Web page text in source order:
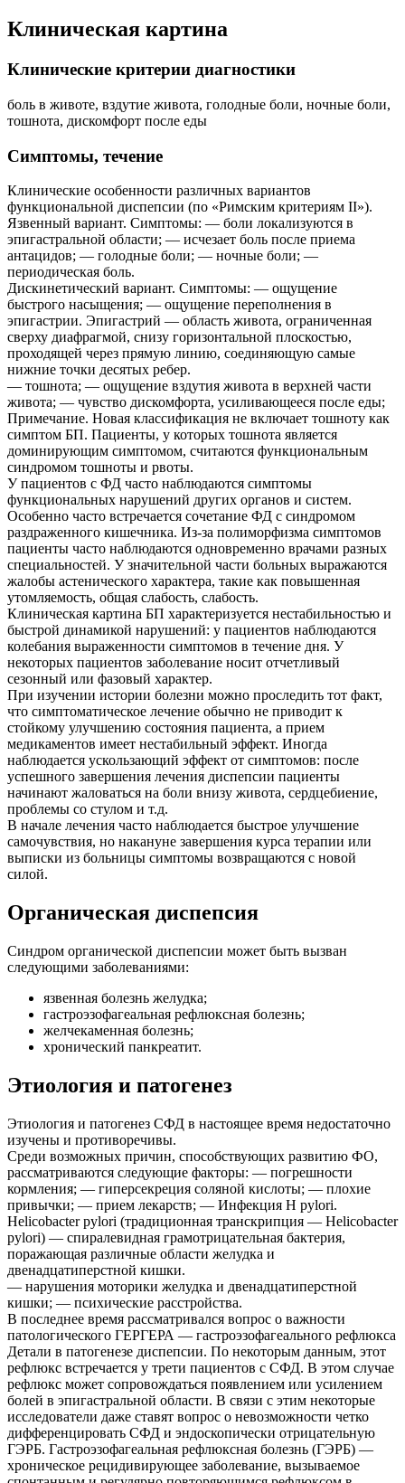
Клиническая картина
Клинические критерии диагностики
боль в животе, вздутие живота, голодные боли, ночные боли,
тошнота, дискомфорт после еды
Cимптомы, течение
Клинические особенности различных вариантов
функциональной диспепсии (по «Римским критериям II»).
Язвенный вариант. Симптомы: — боли локализуются в
эпигастральной области; — исчезает боль после приема
антацидов; — голодные боли; — ночные боли; —
периодическая боль.
Дискинетический вариант. Симптомы: — ощущение
быстрого насыщения; — ощущение переполнения в
эпигастрии. Эпигастрий — область живота, ограниченная
сверху диафрагмой, снизу горизонтальной плоскостью,
проходящей через прямую линию, соединяющую самые
нижние точки десятых ребер.
— тошнота; — ощущение вздутия живота в верхней части
живота; — чувство дискомфорта, усиливающееся после еды;
Примечание. Новая классификация не включает тошноту как
симптом БП. Пациенты, у которых тошнота является
доминирующим симптомом, считаются функциональным
синдромом тошноты и рвоты.
У пациентов с ФД часто наблюдаются симптомы
функциональных нарушений других органов и систем.
Особенно часто встречается сочетание ФД с синдромом
раздраженного кишечника. Из-за полиморфизма симптомов
пациенты часто наблюдаются одновременно врачами разных
специальностей. У значительной части больных выражаются
жалобы астенического характера, такие как повышенная
утомляемость, общая слабость, слабость.
Клиническая картина БП характеризуется нестабильностью и
быстрой динамикой нарушений: у пациентов наблюдаются
колебания выраженности симптомов в течение дня. У
некоторых пациентов заболевание носит отчетливый
сезонный или фазовый характер.
При изучении истории болезни можно проследить тот факт,
что симптоматическое лечение обычно не приводит к
стойкому улучшению состояния пациента, а прием
медикаментов имеет нестабильный эффект. Иногда
наблюдается ускользающий эффект от симптомов: после
успешного завершения лечения диспепсии пациенты
начинают жаловаться на боли внизу живота, сердцебиение,
проблемы со стулом и т.д.
В начале лечения часто наблюдается быстрое улучшение
самочувствия, но накануне завершения курса терапии или
выписки из больницы симптомы возвращаются с новой
силой.
Органическая диспепсия
Синдром органической диспепсии может быть вызван
следующими заболеваниями:
язвенная болезнь желудка;
гастроэзофагеальная рефлюксная болезнь;
желчекаменная болезнь;
хронический панкреатит.
Этиология и патогенез
Этиология и патогенез СФД в настоящее время недостаточно
изучены и противоречивы.
Среди возможных причин, способствующих развитию ФО,
рассматриваются следующие факторы: — погрешности
кормления; — гиперсекреция соляной кислоты; — плохие
привычки; — прием лекарств; — Инфекция H pylori.
Helicobacter pylori (традиционная транскрипция — Helicobacter
pylori) — спиралевидная грамотрицательная бактерия,
поражающая различные области желудка и
двенадцатиперстной кишки.
— нарушения моторики желудка и двенадцатиперстной
кишки; — психические расстройства.
В последнее время рассматривался вопрос о важности
патологического ГЕРГЕРА — гастроэзофагеального рефлюкса
Детали в патогенезе диспепсии. По некоторым данным, этот
рефлюкс встречается у трети пациентов с СФД. В этом случае
рефлюкс может сопровождаться появлением или усилением
болей в эпигастральной области. В связи с этим некоторые
исследователи даже ставят вопрос о невозможности четко
дифференцировать СФД и эндоскопически отрицательную
ГЭРБ. Гастроэзофагеальная рефлюксная болезнь (ГЭРБ) —
хроническое рецидивирующее заболевание, вызываемое